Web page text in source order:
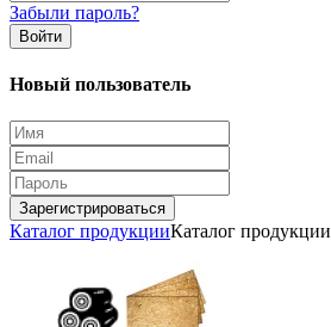
Забыли пароль?
Войти
Новый пользователь
Зарегистрироваться
Каталог продукцииКаталог продукции